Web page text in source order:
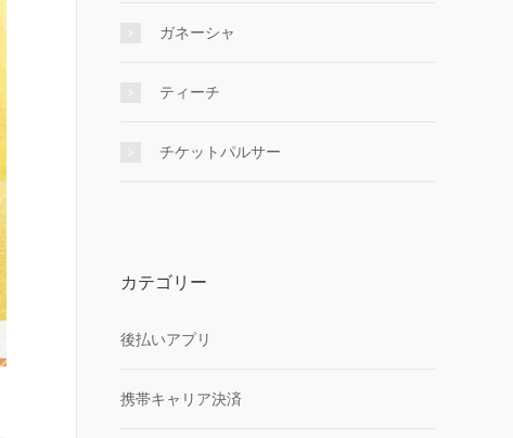
ガネーシャ
ティーチ
チケットパルサー
カテゴリー
後払いアプリ
携帯キャリア決済